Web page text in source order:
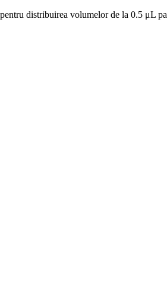
distribuirea volumelor de la 0.5 μL